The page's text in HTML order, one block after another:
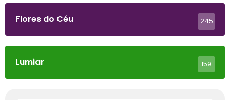
Flores do Céu 245
Lumiar 159